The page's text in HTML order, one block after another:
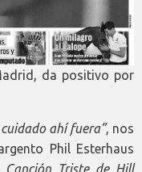
da positivo por
cuidado ahí fuera”, nos
Phil Esterhaus
Canción Triste de Hill